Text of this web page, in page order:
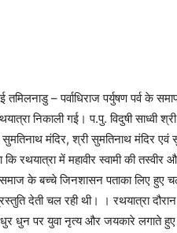
तमिलनाडु – पर्वाधिराज पर्युषण पर्व के
निकाली गई। प.पु. विदुषी साध्वी
सुमतिनाथ मंदिर, श्री सुमतिनाथ मंदिर
कि रथयात्रा में महावीर स्वामी की
के बच्चे जिनशासन पताका लिए हुए
देती चल रही थी। । रथयात्रा
धुन पर युवा नृत्य और जयकारे लगाते हुए